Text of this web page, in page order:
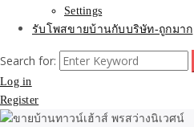
Settings
รับโพสขายบ้านกับบริษัท-ถูกมาก
Search for:
Log in
Register